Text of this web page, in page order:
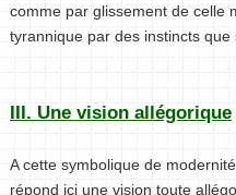
comme par glissement de celle
tyrannique par des instincts que
III. Une vision allégorique
A cette symbolique de
répond ici une vision toute